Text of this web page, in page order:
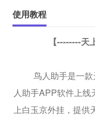
使用教程
【--------天
鸟人助手是一
人助手APP软件上
上白玉京外挂，提供